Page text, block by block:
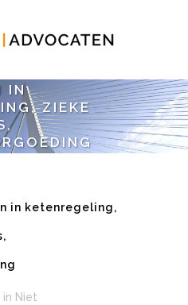
IN
ZIEKE
in ketenregeling,
in Niet